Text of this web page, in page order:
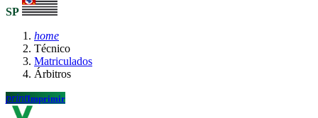
SP
home
Técnico
Matriculados
Árbitros
printImprimir